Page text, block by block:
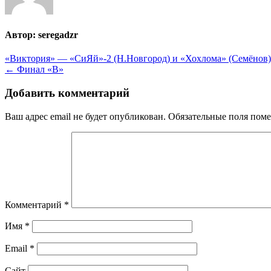
Автор: seregadzr
Навигация
по
записям
«Виктория» — «СиЯй»-2 (Н.Новгород) и «Хохлома»
← Финал «В»
Добавить комментарий
Ваш адрес email не будет опубликован. Обязательные поля
Комментарий *
Имя *
Email *